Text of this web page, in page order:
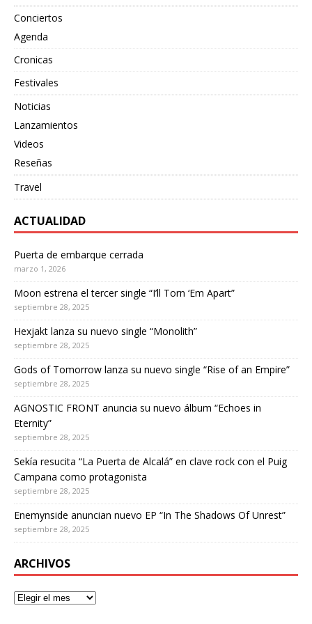
Conciertos
Agenda
Cronicas
Festivales
Noticias
Lanzamientos
Videos
Reseñas
Travel
ACTUALIDAD
Puerta de embarque cerrada
marzo 1, 2026
Moon estrena el tercer single “I’ll Torn ‘Em Apart”
septiembre 28, 2025
Hexjakt lanza su nuevo single “Monolith”
septiembre 28, 2025
Gods of Tomorrow lanza su nuevo single “Rise of an Empire”
septiembre 28, 2025
AGNOSTIC FRONT anuncia su nuevo álbum “Echoes in
Eternity”
septiembre 28, 2025
Sekía resucita “La Puerta de Alcalá” en clave rock con el Puig
Campana como protagonista
septiembre 28, 2025
Enemynside anuncian nuevo EP “In The Shadows Of Unrest”
septiembre 28, 2025
ARCHIVOS